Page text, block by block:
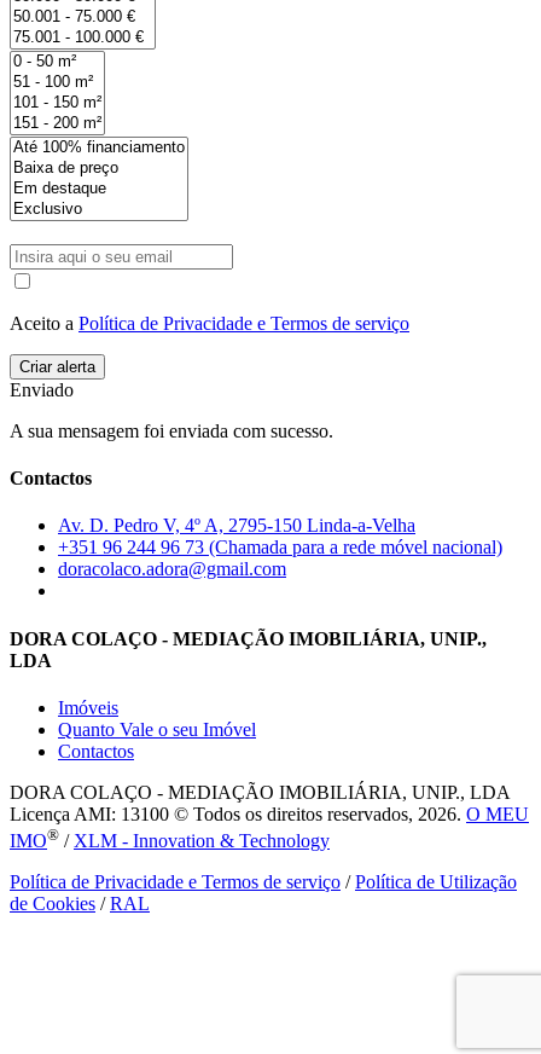
Aceito a Política de Privacidade e Termos de serviço
Enviado
A sua mensagem foi enviada com sucesso.
Contactos
Av. D. Pedro V, 4º A, 2795-150 Linda-a-Velha
+351 96 244 96 73 (Chamada para a rede móvel nacional)
doracolaco.adora@gmail.com
DORA COLAÇO - MEDIAÇÃO IMOBILIÁRIA, UNIP.,
LDA
Imóveis
Quanto Vale o seu Imóvel
Contactos
DORA COLAÇO - MEDIAÇÃO IMOBILIÁRIA, UNIP., LDA
Licença AMI: 13100 © Todos os direitos reservados, 2026. O MEU
IMO® / XLM - Innovation & Technology
Política de Privacidade e Termos de serviço /Política de Utilização
de Cookies /RAL